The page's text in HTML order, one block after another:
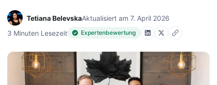
Tetiana BelevskaAktualisiert am 7. April 2026
3 Minuten Lesezeit
Expertenbewertung